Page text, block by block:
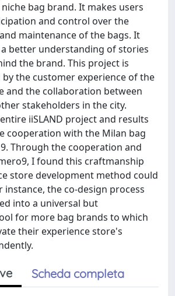
bag brand. It makes users
and control over the
maintenance of the bags. It
better understanding of stories
the brand. This project is
by the customer experience of the
and the collaboration between
stakeholders in the city.
iiSLAND project and results
cooperation with the Milan bag
Through the cooperation and
I found this craftmanship
store development method could
instance, the co-design process
into a universal but
for more bag brands to which
their experience store's
Scheda completa